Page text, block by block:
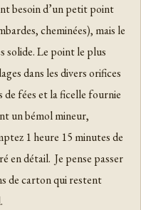
besoin d’un petit point
cheminées), mais le
solide. Le point le plus
dans les divers orifices
fées et la ficelle fournie
un bémol mineur,
1 heure 15 minutes de
en détail. Je pense passer
de carton qui restent